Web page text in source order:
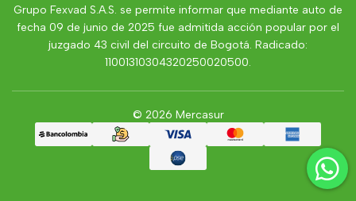
Grupo Fexvad S.A.S. se permite informar que mediante auto de
fecha 09 de junio de 2025 fue admitida acción popular por el
juzgado 43 civil del circuito de Bogotá. Radicado:
11001310304320250020500.
© 2026 Mercasur